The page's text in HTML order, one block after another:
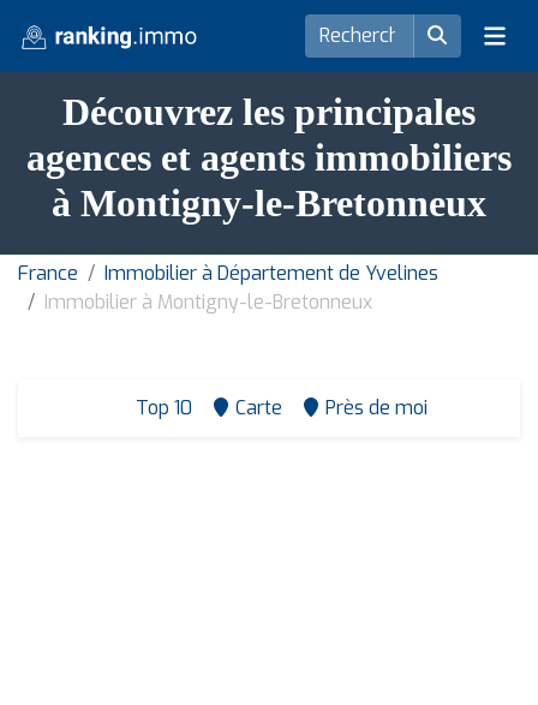
Découvrez les principales
agences et agents immobiliers
à Montigny-le-Bretonneux
France
Immobilier à Département de Yvelines
Immobilier à Montigny-le-Bretonneux
Top 10 Carte Près de moi